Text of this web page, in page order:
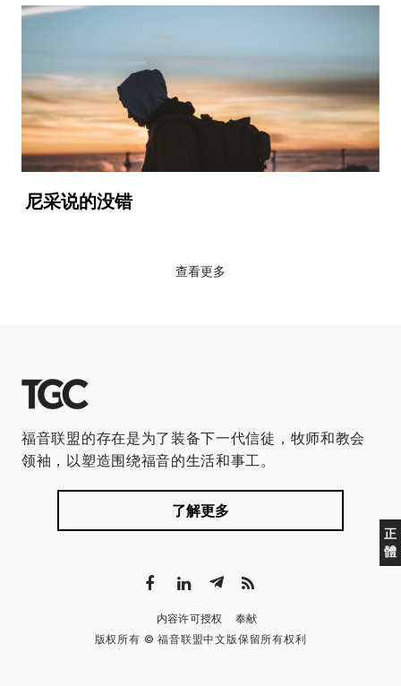
尼采说的没错
查看更多
正
體
福音联盟的存在是为了装备下一代信徒，牧师和教会
领袖，以塑造围绕福音的生活和事工。
了解更多
内容许可授权
奉献
版权所有 © 福音联盟中文版保留所有权利